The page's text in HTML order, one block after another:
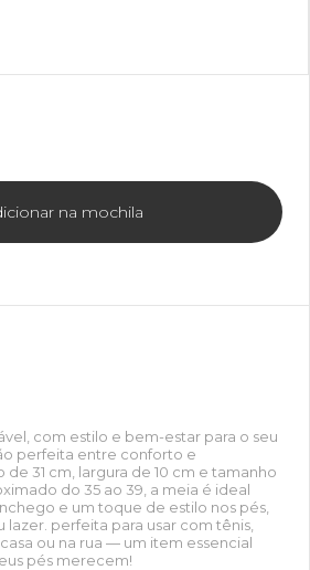
na mochila
com estilo e bem-estar para o seu
perfeita entre conforto e
31 cm, largura de 10 cm e tamanho
do 35 ao 39, a meia é ideal
e um toque de estilo nos pés,
lazer. perfeita para usar com tênis,
ou na rua — um item essencial
pés merecem!